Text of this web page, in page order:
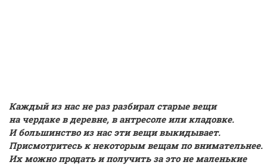
Каждый из нас не раз разбирал старые вещи
на чердаке в деревне, в антресоле или кладовке.
И большинство из нас эти вещи выкидывает.
Присмотритесь к некоторым вещам по внимательнее.
Их можно продать и получить за это не маленькие